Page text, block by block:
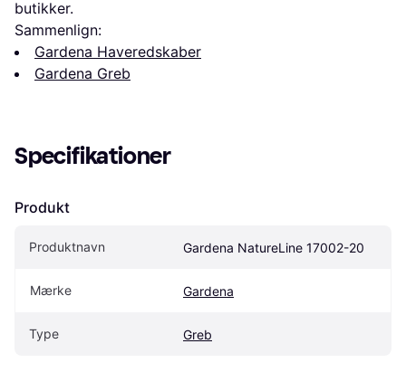
butikker.
Sammenlign:
Gardena Haveredskaber
Gardena Greb
Specifikationer
Produkt
Produktnavn Gardena NatureLine 17002-20
Mærke Gardena
Type Greb